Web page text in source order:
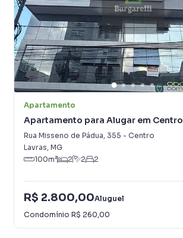
Apartamento
Apartamento para Alugar em Centro
Rua Misseno de Pádua, 355 - Centro
Lavras, MG
100m² 2 2 2
R$ 2.800,00Aluguel
Condomínio R$ 260,00